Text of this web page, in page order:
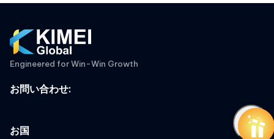
Engineered for Win-Win Growth
お問い合わせ:
お国